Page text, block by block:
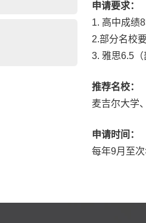
申请要求：
1. 高中成绩
2.部分名校
3. 雅思6.5（
推荐名校：
麦吉尔大学
申请时间：
每年9月至